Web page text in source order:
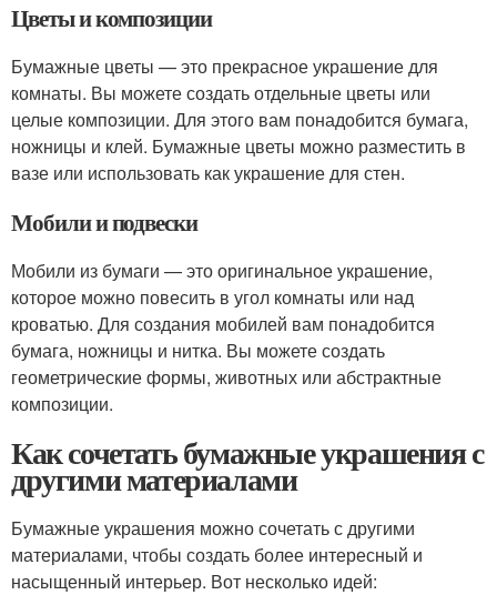
Цветы и композиции
Бумажные цветы — это прекрасное украшение для
комнаты. Вы можете создать отдельные цветы или
целые композиции. Для этого вам понадобится бумага,
ножницы и клей. Бумажные цветы можно разместить в
вазе или использовать как украшение для стен.
Мобили и подвески
Мобили из бумаги — это оригинальное украшение,
которое можно повесить в угол комнаты или над
кроватью. Для создания мобилей вам понадобится
бумага, ножницы и нитка. Вы можете создать
геометрические формы, животных или абстрактные
композиции.
Как сочетать бумажные украшения с
другими материалами
Бумажные украшения можно сочетать с другими
материалами, чтобы создать более интересный и
насыщенный интерьер. Вот несколько идей: